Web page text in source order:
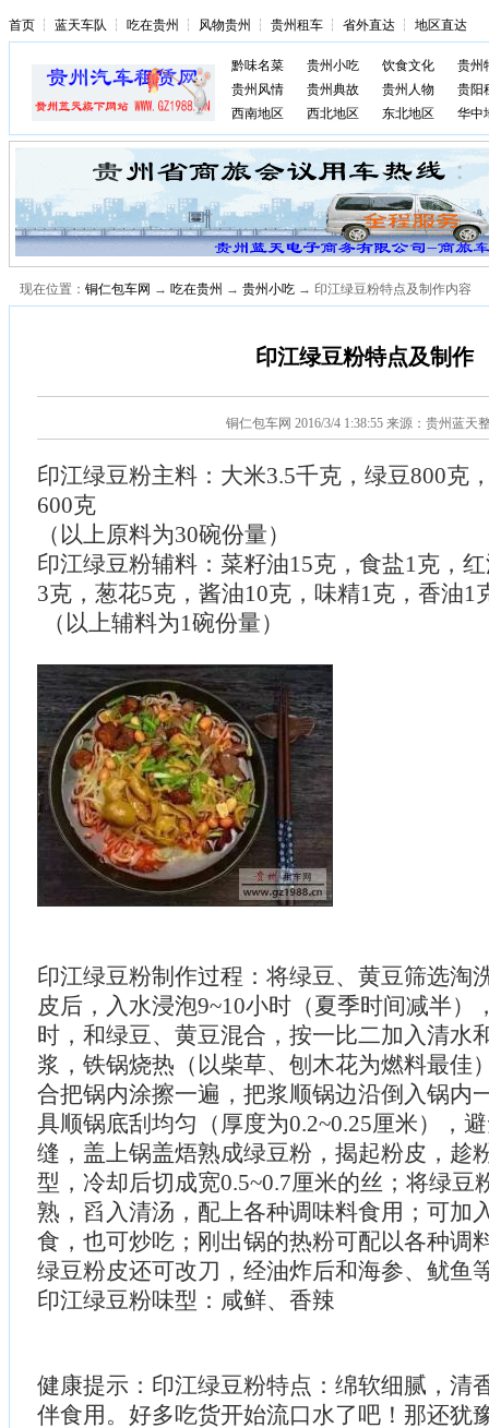
首页 ┆ 蓝天车队 ┆ 吃在贵州 ┆ 风物贵州 ┆ 贵州租车 ┆ 省外直达 ┆ 地区直达
黔味名菜 贵州小吃 饮食文化
贵州
贵州风情
贵州典故 贵州人物
贵阳
西南地区
西北地区 东北地区 华中
现在位置： 铜仁包车网 → 吃在贵州 → 贵州小吃 → 印江绿豆粉特点及制作内容
印江绿豆粉特点及制作
铜仁包车网 2016/3/4 1:38:55 来源：贵州蓝天
印江绿豆粉主料：大米3.5千克，绿豆800克
600克
（以上原料为30碗份量）
印江绿豆粉辅料：菜籽油15克，食盐1克，
3克，葱花5克，酱油10克，味精1克，香油1
（以上辅料为1碗份量）
印江绿豆粉制作过程：将绿豆、黄豆筛选淘
皮后，入水浸泡9~10小时（夏季时间减半）
时，和绿豆、黄豆混合，按一比二加入清水
浆，铁锅烧热（以柴草、刨木花为燃料最佳
合把锅内涂擦一遍，把浆顺锅边沿倒入锅内
具顺锅底刮均匀（厚度为0.2~0.25厘米），
缝，盖上锅盖焐熟成绿豆粉，揭起粉皮，趁
型，冷却后切成宽0.5~0.7厘米的丝；将绿豆
熟，舀入清汤，配上各种调味料食用；可加
食，也可炒吃；刚出锅的热粉可配以各种调
绿豆粉皮还可改刀，经油炸后和海参、鱿鱼
印江绿豆粉味型：咸鲜、香辣
健康提示：印江绿豆粉特点：绵软细腻，清
伴食用。好多吃货开始流口水了吧！那还犹